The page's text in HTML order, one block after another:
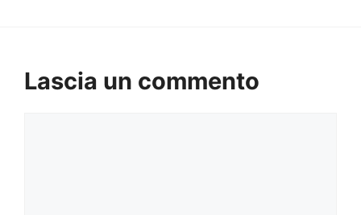
Lascia un commento